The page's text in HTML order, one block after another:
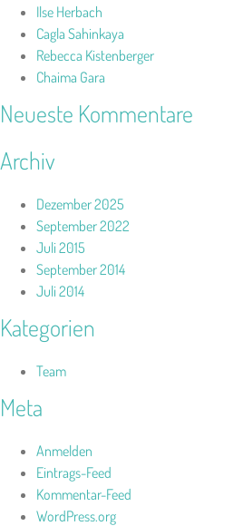
Ilse Herbach
Cagla Sahinkaya
Rebecca Kistenberger
Chaima Gara
Neueste Kommentare
Archiv
Dezember 2025
September 2022
Juli 2015
September 2014
Juli 2014
Kategorien
Team
Meta
Anmelden
Eintrags-Feed
Kommentar-Feed
WordPress.org